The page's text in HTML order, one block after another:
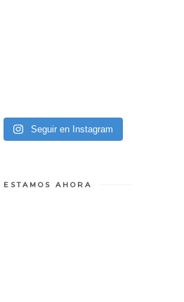
Seguir en Instagram
ESTAMOS AHORA